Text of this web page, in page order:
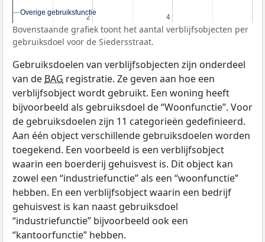
2
2 4
4
Overige gebruiksfunctie
Overige gebruiksfunctie
Bovenstaande grafiek toont het aantal verblijfsobjecten per
gebruiksdoel voor de Siedersstraat.
Gebruiksdoelen van verblijfsobjecten zijn onderdeel
van de BAG registratie. Ze geven aan hoe een
verblijfsobject wordt gebruikt. Een woning heeft
bijvoorbeeld als gebruiksdoel de “Woonfunctie”. Voor
de gebruiksdoelen zijn 11 categorieën gedefinieerd.
Aan één object verschillende gebruiksdoelen worden
toegekend. Een voorbeeld is een verblijfsobject
waarin een boerderij gehuisvest is. Dit object kan
zowel een “industriefunctie” als een “woonfunctie”
hebben. En een verblijfsobject waarin een bedrijf
gehuisvest is kan naast gebruiksdoel
“industriefunctie” bijvoorbeeld ook een
“kantoorfunctie” hebben.